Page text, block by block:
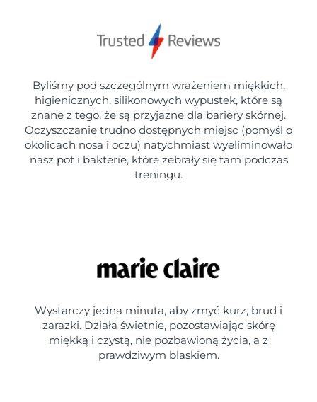
Byliśmy pod szczególnym wrażeniem miękkich,
higienicznych, silikonowych wypustek, które są
znane z tego, że są przyjazne dla bariery skórnej.
Oczyszczanie trudno dostępnych miejsc (pomyśl o
okolicach nosa i oczu) natychmiast wyeliminowało
nasz pot i bakterie, które zebrały się tam podczas
treningu.
Wystarczy jedna minuta, aby zmyć kurz, brud i
zarazki. Działa świetnie, pozostawiając skórę
miękką i czystą, nie pozbawioną życia, a z
prawdziwym blaskiem.